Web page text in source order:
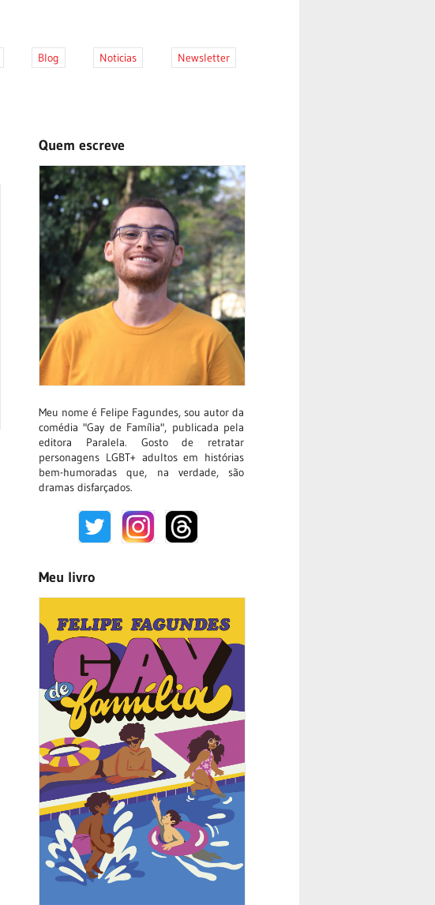
Blog Noticias Newsletter
Quem escreve
Meu nome é Felipe Fagundes, sou autor da
comédia "Gay de Família", publicada pela
editora Paralela. Gosto de retratar
personagens LGBT+ adultos em histórias
bem-humoradas que, na verdade, são
dramas disfarçados.
Meu livro